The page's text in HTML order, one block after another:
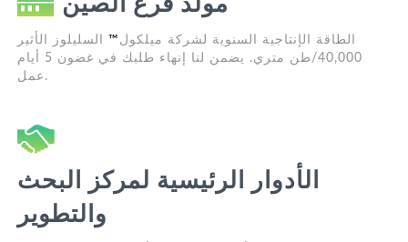
الطاقة الإنتاجية السنوية لشركة ميلكول ™ السليلوز الأثير
40,000/طن متري. يضمن لنا إنهاء طلبك في غضون 5 أيام
عمل.
الأدوار الرئيسية لمركز البحث
والتطوير